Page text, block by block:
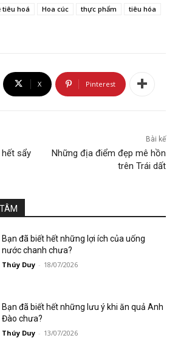
tiêu hoá Hoa cúc thực phẩm
tiêu hóa
X Pinterest
sẩy
Bài kế
Những địa điểm đẹp mê hồn
trên Trái dất
Bạn đã biết hết những lợi ích của uống
nước chanh chưa?
Thúy Duy - 18/07/2026
Bạn đã biết hết những lưu ý khi ăn quả Anh
Đào chưa?
Thúy Duy - 13/07/2026